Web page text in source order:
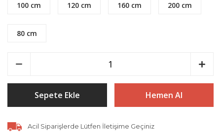
100 cm 120 cm 160 cm 200 cm
80 cm
Sepete Ekle Hemen Al
Acil Siparişlerde Lütfen İletişime Geçiniz